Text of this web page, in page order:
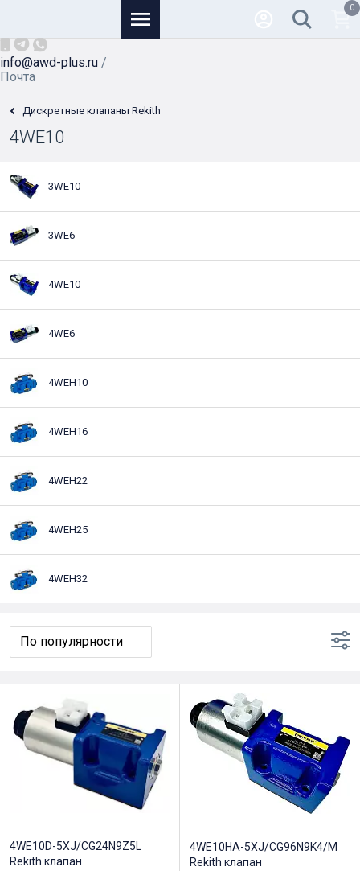
info@awd-plus.ru /
Почта
0
Дискретные клапаны Rekith
4WE10
3WE10
3WE6
4WE10
4WE6
4WEH10
4WEH16
4WEH22
4WEH25
4WEH32
4WE10D-5XJ/CG24N9Z5L
Rekith клапан
4WE10HA-5XJ/CG96N9K4/M
Rekith клапан